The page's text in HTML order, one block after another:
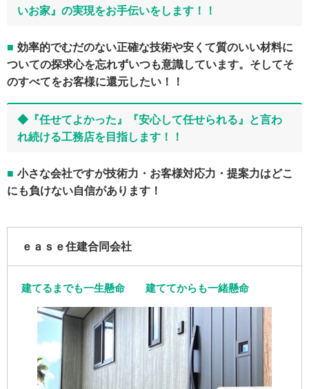
いお家』の実現をお手伝いをします！！
効率的でむだのない正確な技術や安くて質のいい材料に
ついての探求心を忘れずいつも意識しています。そしてそ
のすべてをお客様に還元したい！！
◆『任せてよかった』『安心して任せられる』と言わ
れ続ける工務店を目指します！！
小さな会社ですが技術力・お客様対応力・提案力はどこ
にも負けない自信があります！
ｅａｓｅ住建合同会社
建てるまでも一生懸命 建ててからも一緒懸命